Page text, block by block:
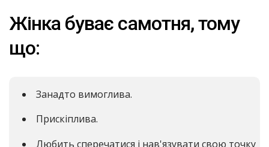
Жінка буває самотня, тому
що:
Занадто вимоглива.
Прискіплива.
Любить сперечатися і нав'язувати свою точку